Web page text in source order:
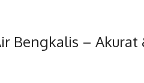
Bengkalis –